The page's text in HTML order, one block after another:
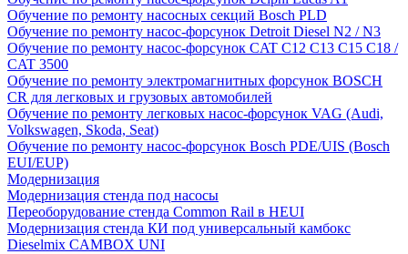
Обучение по ремонту насосных секций Bosch PLD
Обучение по ремонту насос-форсунок Detroit Diesel N2 / N3
Обучение по ремонту насос-форсунок CAT C12 C13 C15 C18 /
CAT 3500
Обучение по ремонту электромагнитных форсунок BOSCH
CR для легковых и грузовых автомобилей
Обучение по ремонту легковых насос-форсунок VAG (Audi,
Volkswagen, Skoda, Seat)
Обучение по ремонту насос-форсунок Bosch PDE/UIS (Bosch
EUI/EUP)
Модернизация
Модернизация стенда под насосы
Переоборудование стенда Common Rail в HEUI
Модернизация стенда КИ под универсальный камбокс
Dieselmix CAMBOX UNI